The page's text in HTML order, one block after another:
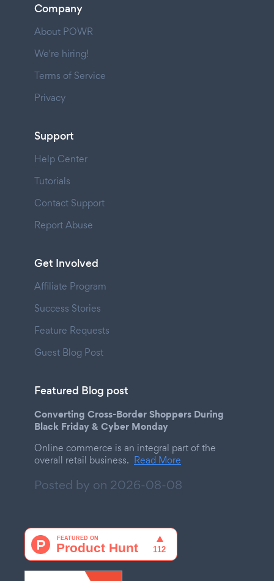
Company
About POWR
We're hiring!
Terms of Service
Privacy
Support
Help Center
Tutorials
Contact Support
Report Abuse
Get Involved
Affiliate Program
Success Stories
Feature Requests
Guest Blog Post
Featured Blog post
Converting Cross-Border Shoppers During
Black Friday & Cyber Monday
Online commerce is an integral part of the
overall retail business. Read More
Posted by on 2026-08-08